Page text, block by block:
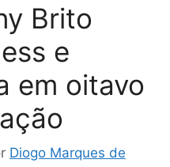
Brito
e
em oitavo
Diogo Marques de